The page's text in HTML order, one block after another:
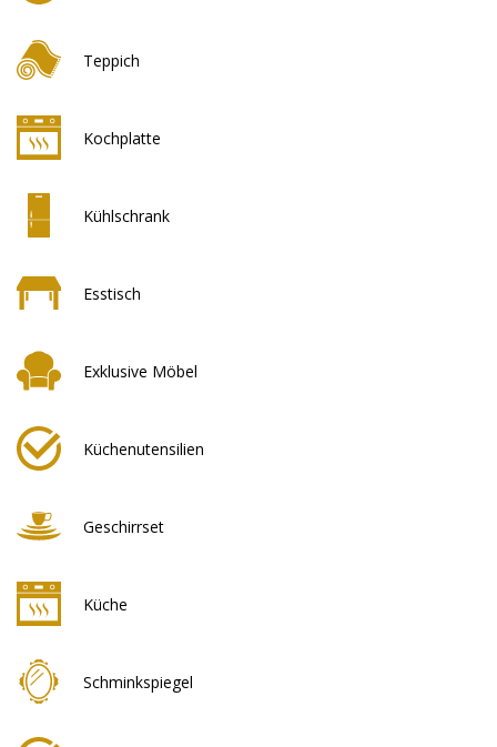
Teppich
Kochplatte
Kühlschrank
Esstisch
Exklusive Möbel
Küchenutensilien
Geschirrset
Küche
Schminkspiegel